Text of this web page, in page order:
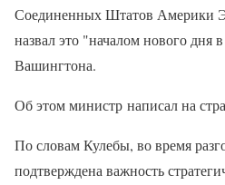
Соединенных Штатов Америки
назвал это "началом нового дня
Вашингтона.
Об этом министр написал на
По словам Кулебы, во время
подтверждена важность